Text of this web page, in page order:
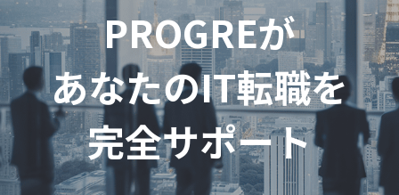
PROGREが
あなたのIT転職を
完全サポート